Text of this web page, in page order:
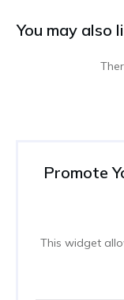
You may also
Promote
This widget